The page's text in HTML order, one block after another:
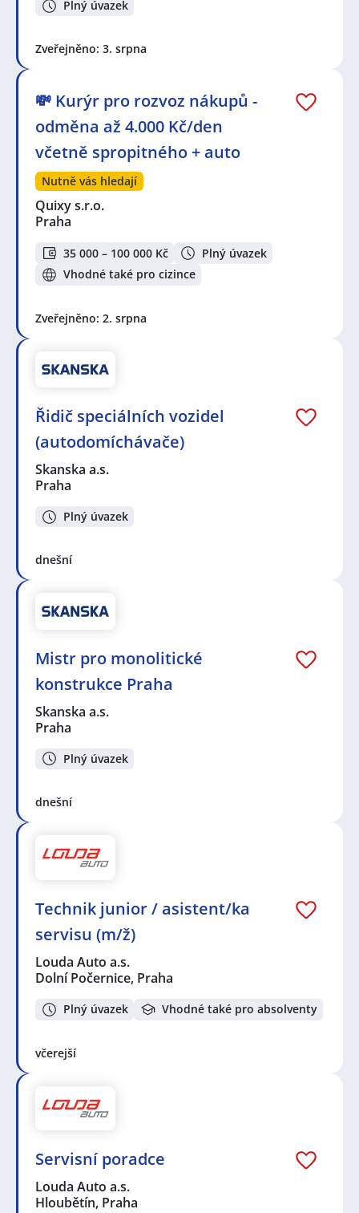
Plný úvazek
Zveřejněno: 3. srpna
💸 Kurýr pro rozvoz nákupů -
odměna až 4.000 Kč/den
včetně spropitného + auto
Nutně vás hledají
Quixy s.r.o.
Praha
35 000 – 100 000 Kč
Plný úvazek
Vhodné také pro cizince
Zveřejněno: 2. srpna
Řidič speciálních vozidel
(autodomíchávače)
Skanska a.s.
Praha
Plný úvazek
dnešní
Mistr pro monolitické
konstrukce Praha
Skanska a.s.
Praha
Plný úvazek
dnešní
Technik junior / asistent/ka
servisu (m/ž)
Louda Auto a.s.
Dolní Počernice, Praha
Plný úvazek Vhodné také pro absolventy
včerejší
Servisní poradce
Louda Auto a.s.
Hloubětín, Praha